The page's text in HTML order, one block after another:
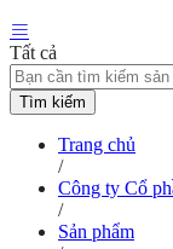
Tất cả
Tìm kiếm
Trang chủ
/
Công ty Cổ
/
Sản phẩm